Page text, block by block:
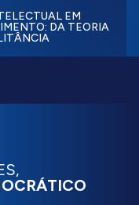
EM
DA TEORIA